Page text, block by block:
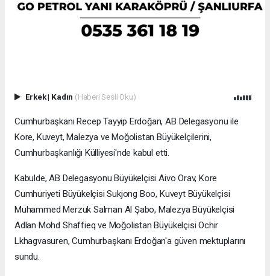
Erkek| Kadın (Haberi Sesli Oku)
Cumhurbaşkanı Recep Tayyip Erdoğan, AB Delegasyonu ile
Kore, Kuveyt, Malezya ve Moğolistan Büyükelçilerini,
Cumhurbaşkanlığı Külliyesi'nde kabul etti.
Kabulde, AB Delegasyonu Büyükelçisi Aivo Orav, Kore
Cumhuriyeti Büyükelçisi Sukjong Boo, Kuveyt Büyükelçisi
Muhammed Merzuk Salman Al Şabo, Malezya Büyükelçisi
Adlan Mohd Shaffieq ve Moğolistan Büyükelçisi Ochir
Lkhagvasuren, Cumhurbaşkanı Erdoğan'a güven mektuplarını
sundu.